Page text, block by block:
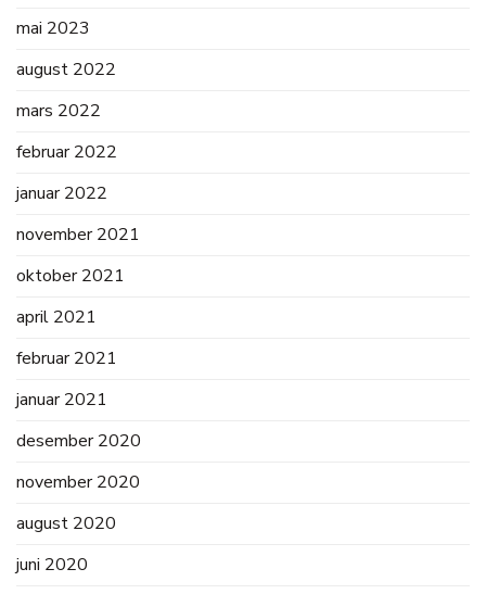
mai 2023
august 2022
mars 2022
februar 2022
januar 2022
november 2021
oktober 2021
april 2021
februar 2021
januar 2021
desember 2020
november 2020
august 2020
juni 2020